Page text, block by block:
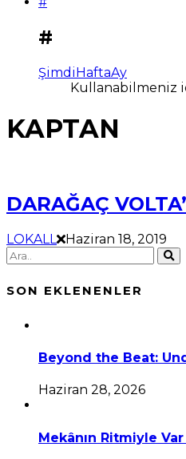
#
ŞimdiHaftaAy
Kullanabilmeniz
KAPTAN
DARAĞAÇ
LOKALL Haziran 18, 2019
SON EKLENENLER
Beyond the Beat:
Haziran 28, 2026
Mekânın Ritmiyle